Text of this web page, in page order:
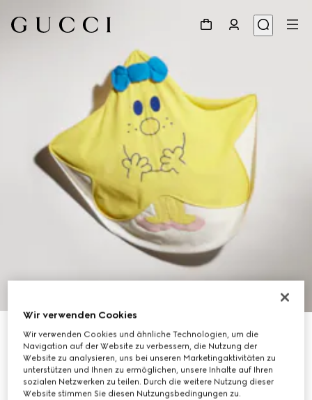
Babyhandtuch aus GG Frottee
€ 330
Wir verwenden Cookies
Wir verwenden Cookies und ähnliche Technologien, um die
Navigation auf der Website zu verbessern, die Nutzung der
Website zu analysieren, uns bei unseren Marketingaktivitäten zu
unterstützen und Ihnen zu ermöglichen, unsere Inhalte auf Ihren
sozialen Netzwerken zu teilen. Durch die weitere Nutzung dieser
Website stimmen Sie diesen Nutzungsbedingungen zu.